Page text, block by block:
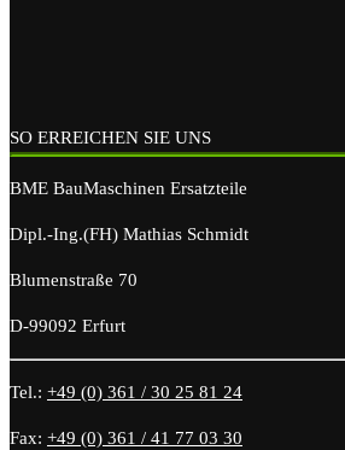
SO ERREICHEN SIE UNS
BME BauMaschinen Ersatzteile
Dipl.-Ing.(FH) Mathias Schmidt
Blumenstraße 70
D-99092 Erfurt
Tel.: +49 (0) 361 / 30 25 81 24
Fax: +49 (0) 361 / 41 77 03 30